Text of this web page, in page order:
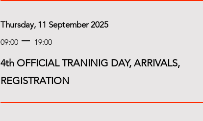
Thursday, 11 September 2025
09:00 19:00
4th OFFICIAL TRANINIG DAY, ARRIVALS,
REGISTRATION